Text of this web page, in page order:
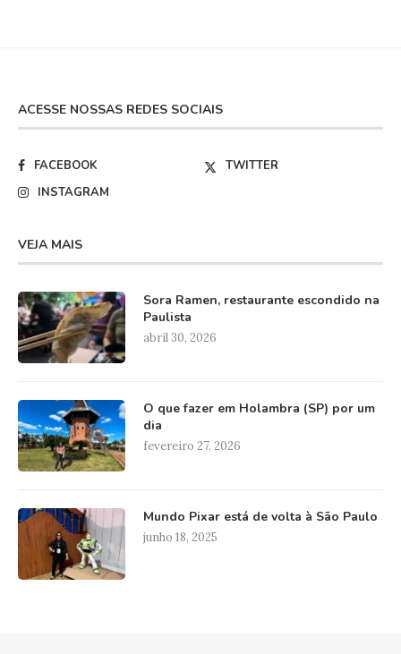
ACESSE NOSSAS REDES SOCIAIS
FACEBOOK
TWITTER
INSTAGRAM
VEJA MAIS
Sora Ramen, restaurante escondido na
Paulista
abril 30, 2026
O que fazer em Holambra (SP) por um
dia
fevereiro 27, 2026
Mundo Pixar está de volta à São Paulo
junho 18, 2025